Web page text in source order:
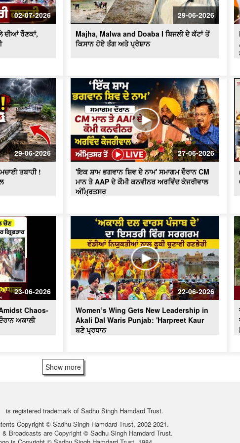
ਦੇਖੋ Majha,Malwa ਅਤੇ
ਪਿੰਡ ਦੀ ਦਲਦਲ ਬਣੀ ਮੌ.ਤ
Kaur Lohtia ਨੇ ਲਿਆ
02-07-2026
ਦੀਆਂ ਰੌਣਕਾਂ,
29-06-2026
Majha, Malwa and Doaba I ਬਿਜਲੀ ਦੇ ਕੱਟਾਂ ਤੋਂ
ਕਿਸਾਨ ਹੋਏ ਤੰਗ ਅਤੇ ਪ੍ਰੇਸ਼ਾਨ
29-06-2026
ਤਬਾਹੀ !
27-06-2026
'ਇਕ ਸ਼ਾਮ ਭਗਵਾਨ ਸ਼ਿਵ ਦੇ ਨਾਮ' ਸਮਾਗਮ ਦੌਰਾਨ CM
ਮਾਨ ਤੇ AAP ਦੇ ਕੌਮੀ ਕਨਵੀਨਰ ਅਰਵਿੰਦ ਕੇਜਰੀਵਾਲ
ਅੰਮ੍ਰਿਤਸਰ
23-06-2026
Chaos-
ਅਕਾਲੀ
22-06-2026
Women’s Wing Gets New Leadership in
Akali Dal Waris Punjab: 'Harpreet Kaur
ਬਣੇ ਪ੍ਰਧਾਨ
Show more
is registered trademark of Sadhu Singh Hamdard Trust.
Copyright © Sadhu Singh Hamdard Trust, 2002-2021.
Broadcasts are Copyright © Sadhu Singh Hamdard Trust.